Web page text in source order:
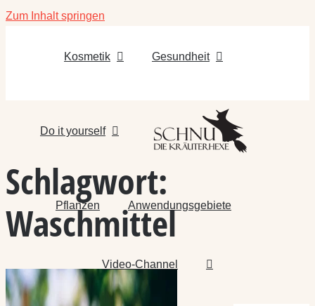
Zum Inhalt springen
Kosmetik Gesundheit
Do it yourself
Pflanzen Anwendungsgebiete
Video-Channel
Schlagwort:
Waschmittel